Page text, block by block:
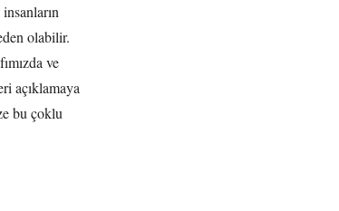
olabilir.
ve
açıklamaya
bu çoklu